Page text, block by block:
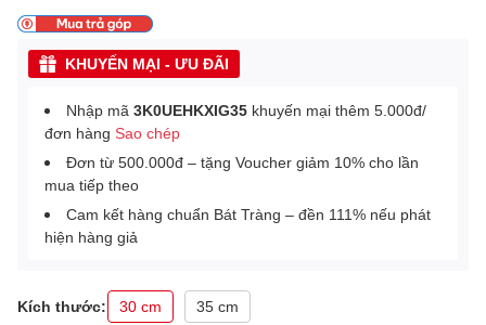
KHUYẾN MẠI - ƯU ĐÃI
Nhập mã 3K0UEHKXIG35 khuyến mại thêm 5.000đ/
đơn hàng Sao chép
Đơn từ 500.000đ – tặng Voucher giảm 10% cho lần
mua tiếp theo
Cam kết hàng chuẩn Bát Tràng – đền 111% nếu phát
hiện hàng giả
Kích thước: 30 cm 35 cm